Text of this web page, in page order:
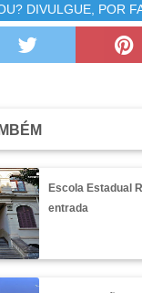
DIVULGUE, POR
Escola Estadual
entrada